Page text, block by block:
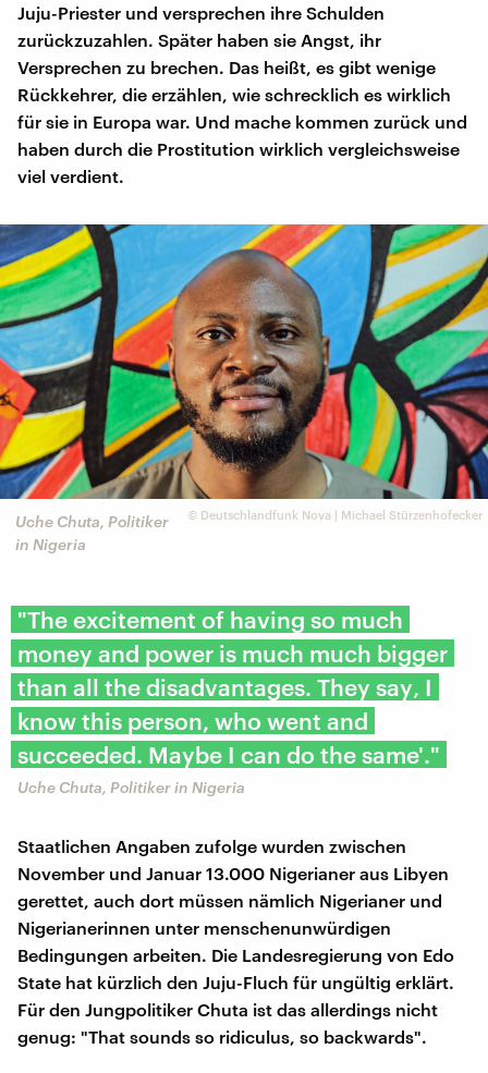
Juju-Priester und versprechen ihre Schulden
zurückzuzahlen. Später haben sie Angst, ihr
Versprechen zu brechen. Das heißt, es gibt wenige
Rückkehrer, die erzählen, wie schrecklich es wirklich
für sie in Europa war. Und mache kommen zurück und
haben durch die Prostitution wirklich vergleichsweise
viel verdient.
© Deutschlandfunk Nova | Michael Stürzenhofecker
Uche Chuta, Politiker
in Nigeria
"The excitement of having so much
money and power is much much bigger
than all the disadvantages. They say‚ I
know this person, who went and
succeeded. Maybe I can do the same'."
Uche Chuta, Politiker in Nigeria
Staatlichen Angaben zufolge wurden zwischen
November und Januar 13.000 Nigerianer aus Libyen
gerettet, auch dort müssen nämlich Nigerianer und
Nigerianerinnen unter menschenunwürdigen
Bedingungen arbeiten. Die Landesregierung von Edo
State hat kürzlich den Juju-Fluch für ungültig erklärt.
Für den Jungpolitiker Chuta ist das allerdings nicht
genug: "That sounds so ridiculus, so backwards".